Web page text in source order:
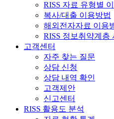
RISS 자료 유형별
복사/대출 이용방법
해외전자자료 이용
RISS 정보취약계층
고객센터
자주 찾는 질문
상담 신청
상담 내역 확인
고객제안
신고센터
RISS 활용도 분석